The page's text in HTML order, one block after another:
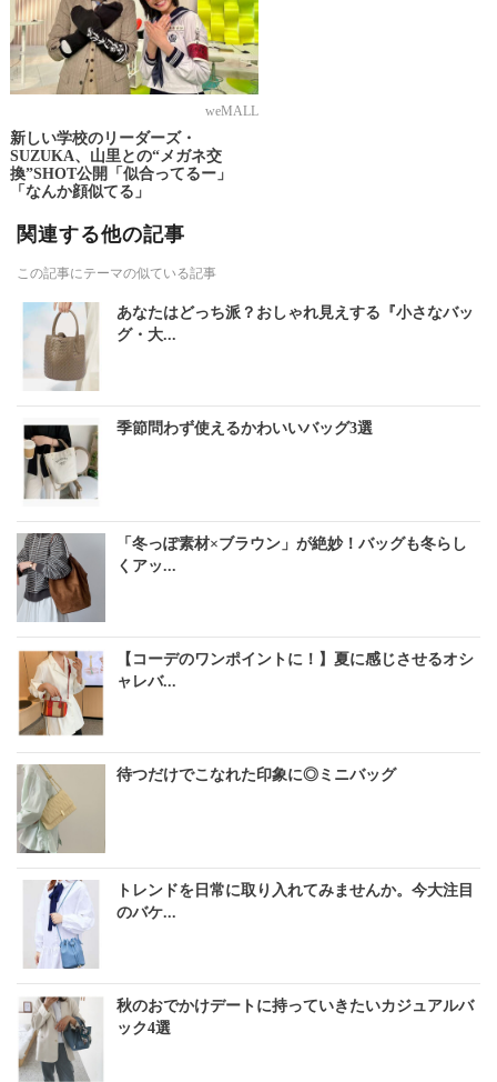
weMALL
新しい学校のリーダーズ・
SUZUKA、山里との“メガネ交
換”SHOT公開「似合ってるー」
「なんか顔似てる」
関連する他の記事
この記事にテーマの似ている記事
あなたはどっち派？おしゃれ見えする『小さなバッ
グ・大...
季節問わず使えるかわいいバッグ3選
「冬っぽ素材×ブラウン」が絶妙！バッグも冬らし
くアッ...
【コーデのワンポイントに！】夏に感じさせるオシ
ャレバ...
待つだけでこなれた印象に◎ミニバッグ
トレンドを日常に取り入れてみませんか。今大注目
のバケ...
秋のおでかけデートに持っていきたいカジュアルバ
ック4選